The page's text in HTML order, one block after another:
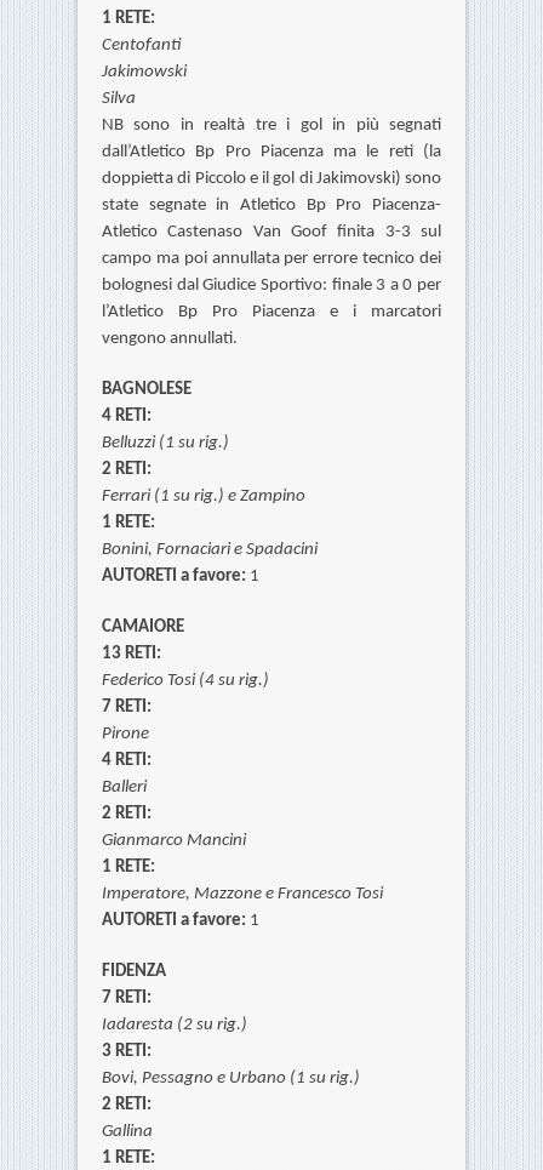
1 RETE:
Centofanti
Jakimowski
Silva
NB sono in realtà tre i gol in più segnati
dall’Atletico Bp Pro Piacenza ma le reti (la
doppietta di Piccolo e il gol di Jakimovski) sono
state segnate in Atletico Bp Pro Piacenza-
Atletico Castenaso Van Goof finita 3-3 sul
campo ma poi annullata per errore tecnico dei
bolognesi dal Giudice Sportivo: finale 3 a 0 per
l’Atletico Bp Pro Piacenza e i marcatori
vengono annullati.
BAGNOLESE
4 RETI:
Belluzzi (1 su rig.)
2 RETI:
Ferrari (1 su rig.) e Zampino
1 RETE:
Bonini, Fornaciari e Spadacini
AUTORETI a favore: 1
CAMAIORE
13 RETI:
Federico Tosi (4 su rig.)
7 RETI:
Pirone
4 RETI:
Balleri
2 RETI:
Gianmarco Mancini
1 RETE:
Imperatore, Mazzone e Francesco Tosi
AUTORETI a favore: 1
FIDENZA
7 RETI:
Iadaresta (2 su rig.)
3 RETI:
Bovi, Pessagno e Urbano (1 su rig.)
2 RETI:
Gallina
1 RETE: